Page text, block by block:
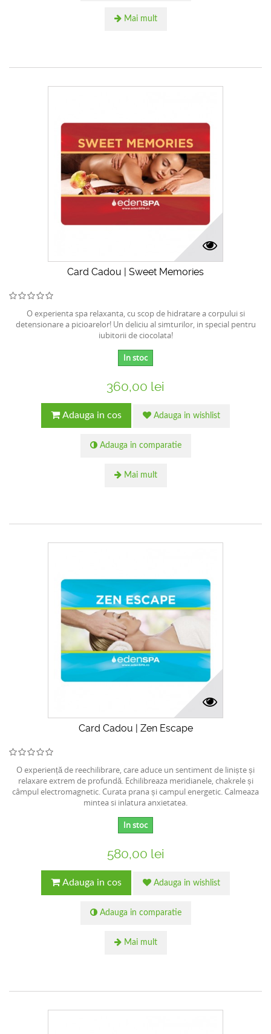
Mai mult
Card Cadou | Sweet Memories
O experienta spa relaxanta, cu scop de hidratare a corpului si
detensionare a picioarelor! Un deliciu al simturilor, in special pentru
iubitorii de ciocolata!
In stoc
360,00 lei
Adauga in cos Adauga in wishlist
Adauga in comparatie
Mai mult
Card Cadou | Zen Escape
O experiență de reechilibrare, care aduce un sentiment de liniște și
relaxare extrem de profundă. Echilibreaza meridianele, chakrele și
câmpul electromagnetic. Curata prana și campul energetic. Calmeaza
mintea si inlatura anxietatea.
In stoc
580,00 lei
Adauga in cos Adauga in wishlist
Adauga in comparatie
Mai mult